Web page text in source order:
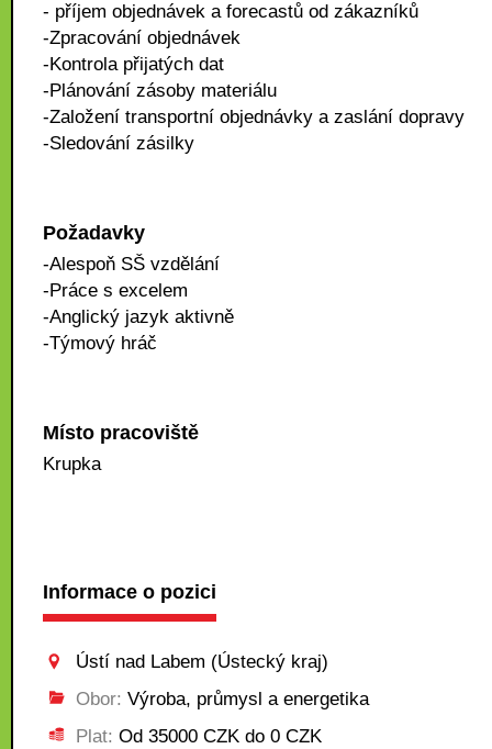
- příjem objednávek a forecastů od zákazníků
-Zpracování objednávek
-Kontrola přijatých dat
-Plánování zásoby materiálu
-Založení transportní objednávky a zaslání dopravy
-Sledování zásilky
Požadavky
-Alespoň SŠ vzdělání
-Práce s excelem
-Anglický jazyk aktivně
-Týmový hráč
Místo pracoviště
Krupka
Informace o pozici
Ústí nad Labem (Ústecký kraj)
Obor: Výroba, průmysl a energetika
Plat: Od 35000 CZK do 0 CZK